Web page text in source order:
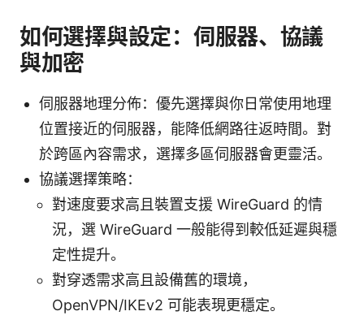
如何選擇與設定：伺服器、協議
與加密
伺服器地理分佈：優先選擇與你日常使用地理
位置接近的伺服器，能降低網路往返時間。對
於跨區內容需求，選擇多區伺服器會更靈活。
協議選擇策略：
對速度要求高且裝置支援 WireGuard 的情
況，選 WireGuard 一般能得到較低延遲與穩
定性提升。
對穿透需求高且設備舊的環境，
OpenVPN/IKEv2 可能表現更穩定。